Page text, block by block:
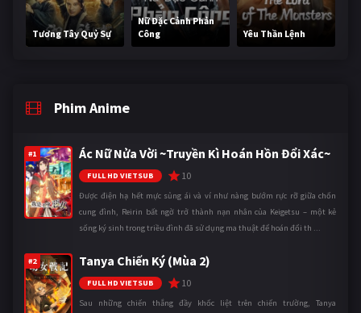
Tương Tây Quỷ Sự
Nữ Đặc Cảnh Phản
Công
Yêu Thần Lệnh
Phim Anime
#1 Ác Nữ Nửa Vời ~Truyền Kì Hoán Hồn Đổi Xác~
FULL HD VIETSUB 10
Được điện hạ hết mực sủng ái và ví như nàng bướm rực rỡ giữa chốn
cung đình, Reirin bất ngờ trở thành nạn nhân của Keigetsu – một kẻ
sống ký sinh trong triều đình đã sử dụng ma thuật để hoán đổi th ...
#2 Tanya Chiến Ký (Mùa 2)
FULL HD VIETSUB 10
Sau những chiến thắng đầy khốc liệt trên chiến trường, Tanya